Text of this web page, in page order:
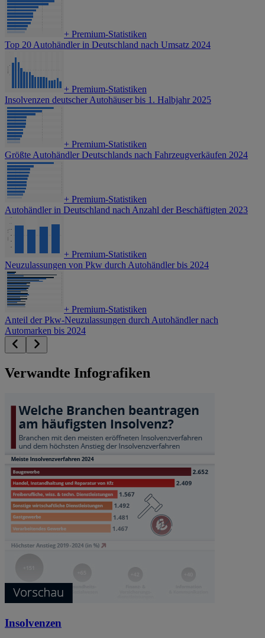
+ Premium-Statistiken
Top 20 Autohändler in Deutschland nach Umsatz 2024
+ Premium-Statistiken
Insolvenzen deutscher Autohäuser bis 1. Halbjahr 2025
+ Premium-Statistiken
Größte Autohändler Deutschlands nach Fahrzeugverkäufen 2024
+ Premium-Statistiken
Autohändler in Deutschland nach Anzahl der Beschäftigten 2023
+ Premium-Statistiken
Neuzulassungen von Pkw durch Autohändler bis 2024
+ Premium-Statistiken
Anteil der Pkw-Neuzulassungen durch Autohändler nach
Automarken bis 2024
Verwandte Infografiken
Insolvenzen